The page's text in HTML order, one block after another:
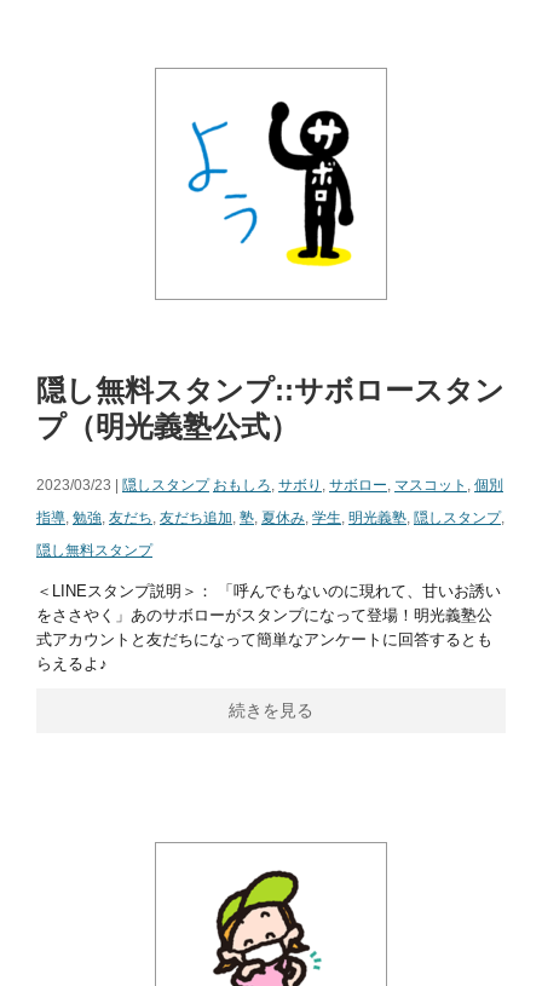
隠し無料スタンプ::サボロースタン
プ（明光義塾公式）
2023/03/23 | 隠しスタンプ おもしろ, サボり , サボロー, マスコット , 個別
指導, 勉強, 友だち, 友だち追加, 塾, 夏休み, 学生, 明光義塾, 隠しスタンプ,
隠し無料スタンプ
＜LINEスタンプ説明＞： 「呼んでもないのに現れて、甘いお誘い
をささやく」あのサボローがスタンプになって登場！明光義塾公
式アカウントと友だちになって簡単なアンケートに回答するとも
らえるよ♪
続きを見る